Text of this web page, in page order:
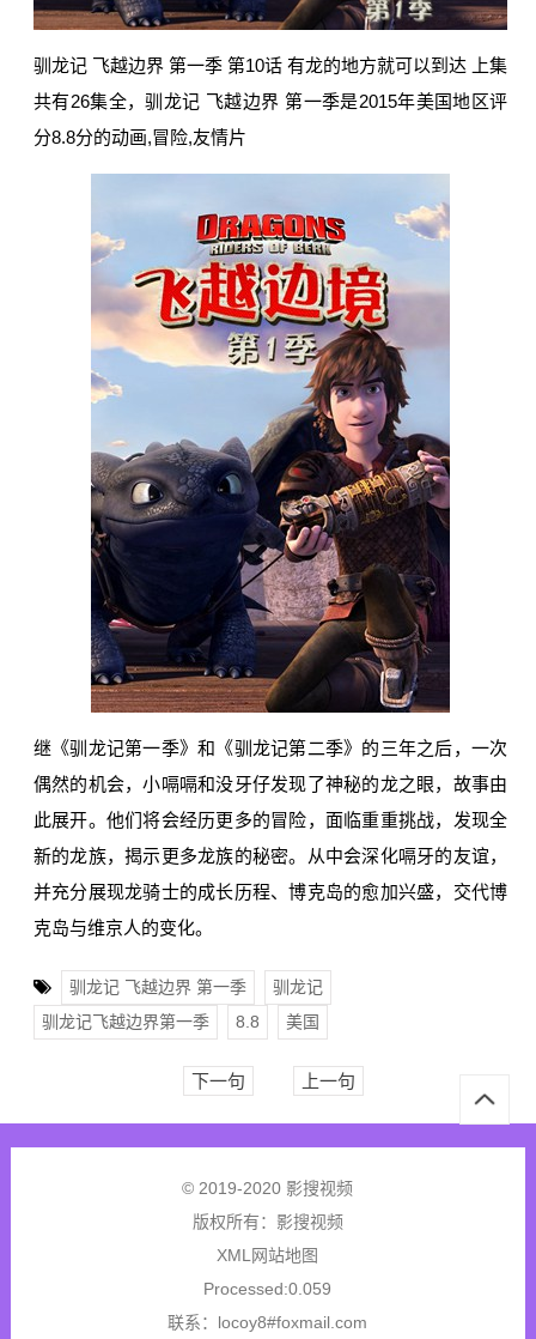
驯龙记 飞越边界 第一季 第10话 有龙的地方就可以到达 上集
共有26集全，驯龙记 飞越边界 第一季是2015年美国地区评
分8.8分的动画,冒险,友情片
继《驯龙记第一季》和《驯龙记第二季》的三年之后，一次
偶然的机会，小嗝嗝和没牙仔发现了神秘的龙之眼，故事由
此展开。他们将会经历更多的冒险，面临重重挑战，发现全
新的龙族，揭示更多龙族的秘密。从中会深化嗝牙的友谊，
并充分展现龙骑士的成长历程、博克岛的愈加兴盛，交代博
克岛与维京人的变化。
驯龙记 飞越边界 第一季
驯龙记
驯龙记飞越边界第一季
8.8 美国
下一句 上一句
© 2019-2020 影搜视频
版权所有： 影搜视频
XML网站地图
Processed:0.059
联系：locoy8#foxmail.com